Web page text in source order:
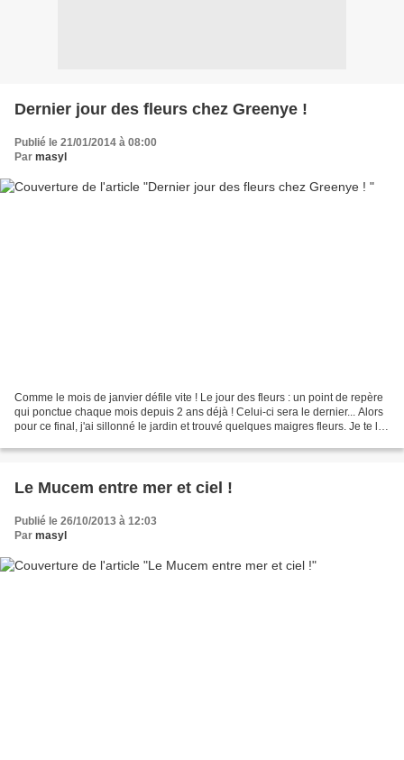
Dernier jour des fleurs chez Greenye !
Publié le 21/01/2014 à 08:00
Par masyl
Comme le mois de janvier défile vite ! Le jour des fleurs : un point de repère
qui ponctue chaque mois depuis 2 ans déjà ! Celui-ci sera le dernier... Alors
pour ce final, j'ai sillonné le jardin et trouvé quelques maigres fleurs. Je te les
Le Mucem entre mer et ciel !
Publié le 26/10/2013 à 12:03
Par masyl